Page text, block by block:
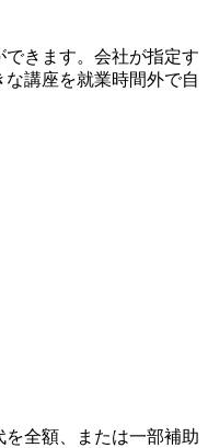
きます。会社が指定す
講座を就業時間外で自
全額、または一部補助